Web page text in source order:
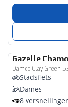
Gazelle
Dames Clay Green
Stadsfiets
Dames
8